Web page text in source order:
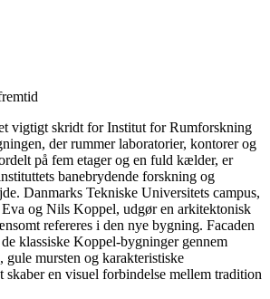
vigtigt skridt for Institut for Rumforskning
der rummer laboratorier, kontorer og
på fem etager og en fuld kælder, er
banebrydende forskning og
Danmarks Tekniske Universitets campus,
og Nils Koppel, udgør en arkitektonisk
refereres i den nye bygning. Facaden
klassiske Koppel-bygninger gennem
gule mursten og karakteristiske
skaber en visuel forbindelse mellem tradition